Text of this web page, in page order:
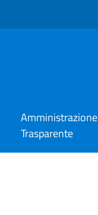
Amministrazione
Trasparente